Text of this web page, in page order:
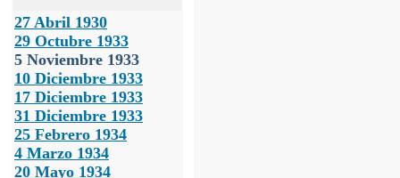
27 Abril 1930
29 Octubre 1933
5 Noviembre 1933
10 Diciembre 1933
17 Diciembre 1933
31 Diciembre 1933
25 Febrero 1934
4 Marzo 1934
20 Mayo 1934